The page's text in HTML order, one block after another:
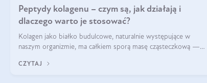
Peptydy kolagenu – czym są, jak działają i
dlaczego warto je stosować?
Kolagen jako białko budulcowe, naturalnie występujące w
naszym organizmie, ma całkiem sporą masę cząsteczkową —
formie, byłby trudno strawialny. Aby był lepiej przyswajalny i
CZYTAJ